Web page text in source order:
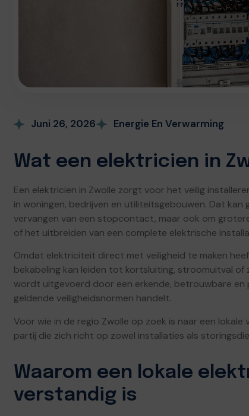
Juni 26, 2026 Energie En Verwarming
Wat een elektricien in
Een elektricien in Zwolle zorgt voor het veilig
in woningen, bedrijven en utiliteitsgebouwen. Dat
vervangen van een stopcontact, maar ook om
of het uitbreiden van een complete elektrische
Omdat elektriciteit direct met veiligheid te maken
bekabeling kan leiden tot kortsluiting, stroomuitval
wordt uitgevoerd door een erkende, betrouwbare en
geldende veiligheidsnormen handelt.
Voor wie in de regio Zwolle op zoek is naar een lokale
partij die zich richt op zowel installaties als
Waarom een lokale
verstandig is